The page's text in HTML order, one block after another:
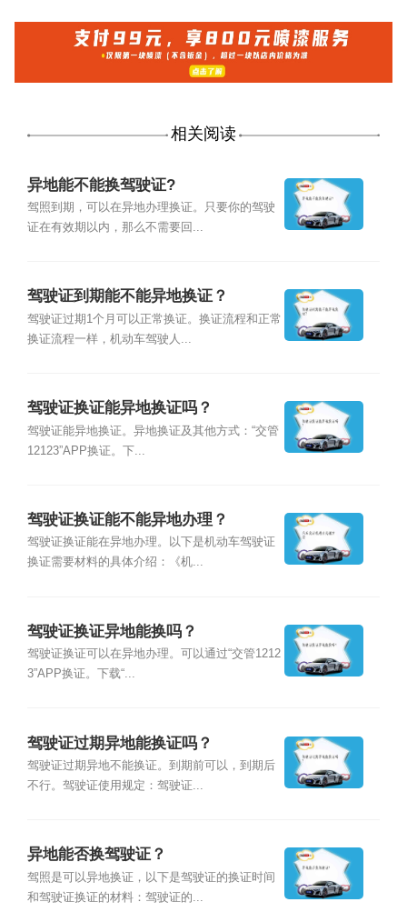
相关阅读
异地能不能换驾驶证?
驾照到期，可以在异地办理换证。只要你的驾驶
证在有效期以内，那么不需要回...
驾驶证到期能不能异地换证？
驾驶证过期1个月可以正常换证。换证流程和正常
换证流程一样，机动车驾驶人...
驾驶证换证能异地换证吗？
驾驶证能异地换证。异地换证及其他方式：“交管
12123”APP换证。下...
驾驶证换证能不能异地办理？
驾驶证换证能在异地办理。以下是机动车驾驶证
换证需要材料的具体介绍：《机...
驾驶证换证异地能换吗？
驾驶证换证可以在异地办理。可以通过“交管1212
3”APP换证。下载“...
驾驶证过期异地能换证吗？
驾驶证过期异地不能换证。到期前可以，到期后
不行。驾驶证使用规定：驾驶证...
异地能否换驾驶证？
驾照是可以异地换证，以下是驾驶证的换证时间
和驾驶证换证的材料：驾驶证的...